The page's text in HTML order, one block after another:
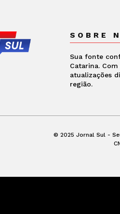
SOBRE
Sua fonte
Catarina.
atualizações
região.
© 2025 Jornal Sul -